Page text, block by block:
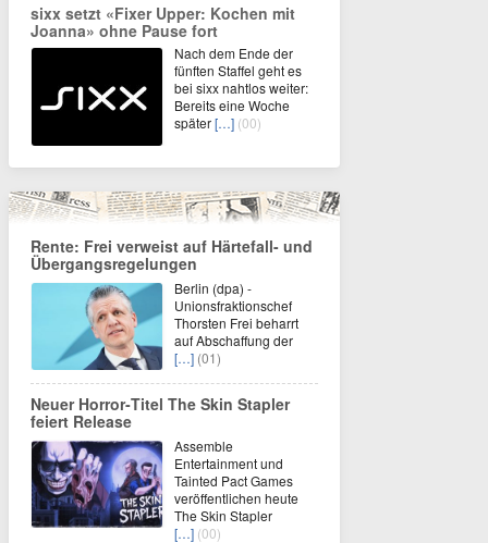
sixx setzt «Fixer Upper: Kochen mit
Joanna» ohne Pause fort
Nach dem Ende der
fünften Staffel geht es
bei sixx nahtlos weiter:
Bereits eine Woche
später[…] (00)
Rente: Frei verweist auf Härtefall- und
Übergangsregelungen
Berlin (dpa) -
Unionsfraktionschef
Thorsten Frei beharrt
auf Abschaffung der
[…] (01)
Neuer Horror‑Titel The Skin Stapler
feiert Release
Assemble
Entertainment und
Tainted Pact Games
veröffentlichen heute
The Skin Stapler
[…] (00)